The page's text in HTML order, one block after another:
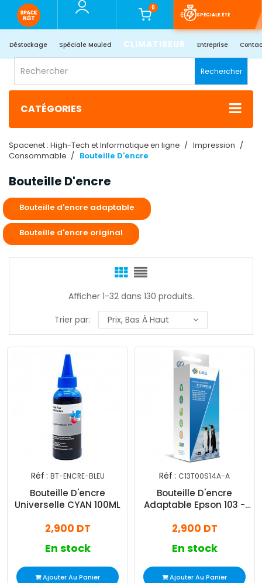
0
SPÉCIALE ÉTÉ
Déstockage Spéciale Mouled CLIMATISEUR Entreprise
Rechercher
CATÉGORIES
Spacenet : High-Tech et Informatique en ligne
Impression
Consommable
Bouteille D'encre
Bouteille D'encre
Bouteille d'encre adaptable
Bouteille d'encre original
Afficher 1-32 dans 130 produits.
Trier par:
Prix, Bas À Haut
Réf : BT-ENCRE-BLEU
Bouteille D'encre
Universelle CYAN 100ML
2,900 DT
En stock
Ajouter Au Panier
Réf : C13T00S14A-A
Bouteille D'encre
Adaptable Epson 103 -
2,900 DT
En stock
Ajouter Au Panier